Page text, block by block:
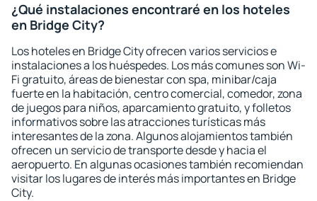
¿Qué instalaciones encontraré en los hoteles
en Bridge City?
Los hoteles en Bridge City ofrecen varios servicios e
instalaciones a los huéspedes. Los más comunes son Wi-
Fi gratuito, áreas de bienestar con spa, minibar/caja
fuerte en la habitación, centro comercial, comedor, zona
de juegos para niños, aparcamiento gratuito, y folletos
informativos sobre las atracciones turísticas más
interesantes de la zona. Algunos alojamientos también
ofrecen un servicio de transporte desde y hacia el
aeropuerto. En algunas ocasiones también recomiendan
visitar los lugares de interés más importantes en Bridge
City.